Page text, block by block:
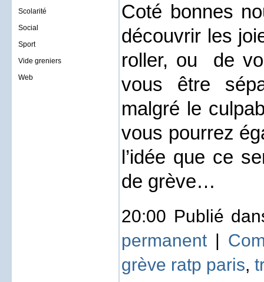
Scolarité
Social
Sport
Vide greniers
Web
Coté bonnes
découvrir les
roller, ou
de
vous être
malgré le
vous pourrez
l’idée que ce
de grève…
20:00 Publié
permanent
grève ratp paris,